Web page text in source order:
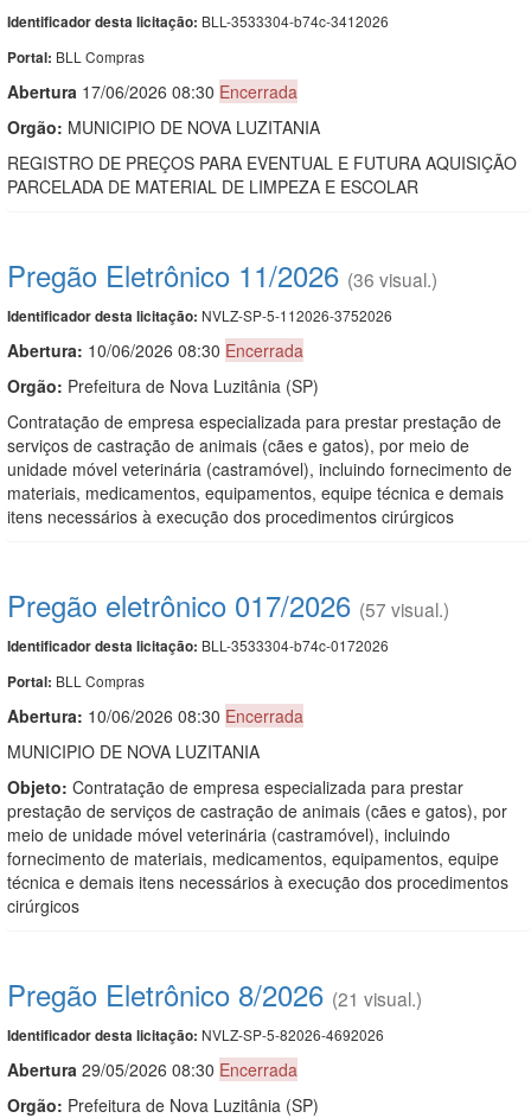
Identificador desta licitação: BLL-3533304-b74c-3412026
Portal: BLL Compras
Abertura 17/06/2026 08:30 Encerrada
Orgão: MUNICIPIO DE NOVA LUZITANIA
REGISTRO DE PREÇOS PARA EVENTUAL E FUTURA AQUISIÇÃO
PARCELADA DE MATERIAL DE LIMPEZA E ESCOLAR
Pregão Eletrônico 11/2026 (36 visual.)
Identificador desta licitação: NVLZ-SP-5-112026-3752026
Abertura: 10/06/2026 08:30 Encerrada
Orgão: Prefeitura de Nova Luzitânia (SP)
Contratação de empresa especializada para prestar prestação de
serviços de castração de animais (cães e gatos), por meio de
unidade móvel veterinária (castramóvel), incluindo fornecimento de
materiais, medicamentos, equipamentos, equipe técnica e demais
itens necessários à execução dos procedimentos cirúrgicos
Pregão eletrônico 017/2026 (57 visual.)
Identificador desta licitação: BLL-3533304-b74c-0172026
Portal: BLL Compras
Abertura: 10/06/2026 08:30 Encerrada
MUNICIPIO DE NOVA LUZITANIA
Objeto: Contratação de empresa especializada para prestar
prestação de serviços de castração de animais (cães e gatos), por
meio de unidade móvel veterinária (castramóvel), incluindo
fornecimento de materiais, medicamentos, equipamentos, equipe
técnica e demais itens necessários à execução dos procedimentos
cirúrgicos
Pregão Eletrônico 8/2026 (21 visual.)
Identificador desta licitação: NVLZ-SP-5-82026-4692026
Abertura 29/05/2026 08:30 Encerrada
Orgão: Prefeitura de Nova Luzitânia (SP)